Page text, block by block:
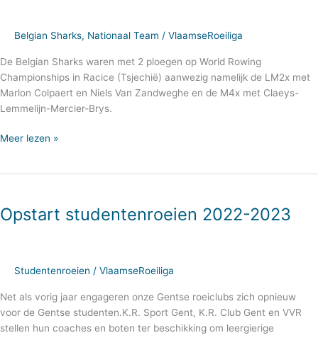
Belgian Sharks, Nationaal Team / VlaamseRoeiliga
De Belgian Sharks waren met 2 ploegen op World Rowing
Championships in Racice (Tsjechië) aanwezig namelijk de LM2x met
Marlon Colpaert en Niels Van Zandweghe en de M4x met Claeys-
Lemmelijn-Mercier-Brys.
Racice
Meer lezen »
Opstart studentenroeien 2022-2023
Studentenroeien / VlaamseRoeiliga
Net als vorig jaar engageren onze Gentse roeiclubs zich opnieuw
voor de Gentse studenten.K.R. Sport Gent, K.R. Club Gent en VVR
stellen hun coaches en boten ter beschikking om leergierige
2022-